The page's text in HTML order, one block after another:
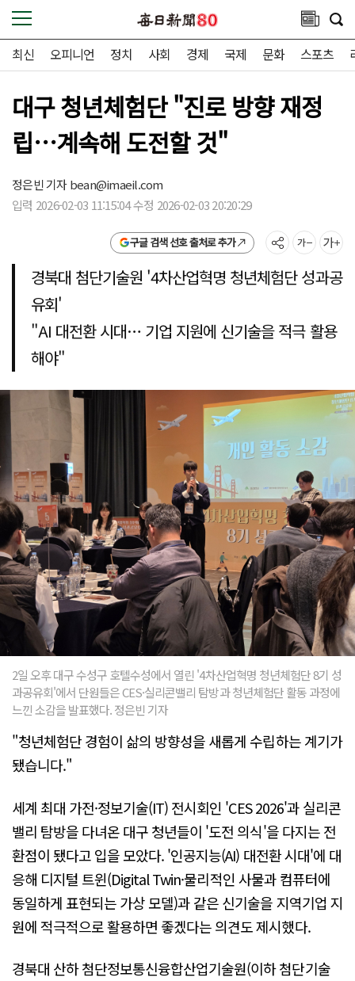
최신 오피니언 정치 사회 경제 국제 문화 스포츠
대구 청년체험단 "진로 방향 재정
립…계속해 도전할 것"
정은빈 기자bean@imaeil.com
입력 2026-02-03 11:15:04 수정 2026-02-03 20:20:29
구글 검색 선호 출처로 추가
경북대 첨단기술원 '4차산업혁명 청년체험단 성과공
유회'
"AI 대전환 시대… 기업 지원에 신기술을 적극 활용
해야"
2일 오후 대구 수성구 호텔수성에서 열린 '4차산업혁명 청년체험단 8기 성
과공유회'에서 단원들은 CES·실리콘밸리 탐방과 청년체험단 활동 과정에
느낀 소감을 발표했다. 정은빈 기자
"청년체험단 경험이 삶의 방향성을 새롭게 수립하는 계기가
됐습니다."
세계 최대 가전·정보기술(IT) 전시회인 'CES 2026'과 실리콘
밸리 탐방을 다녀온 대구 청년들이 '도전 의식'을 다지는 전
환점이 됐다고 입을 모았다. '인공지능(AI) 대전환 시대'에 대
응해 디지털 트윈(Digital Twin·물리적인 사물과 컴퓨터에
동일하게 표현되는 가상 모델)과 같은 신기술을 지역기업 지
원에 적극적으로 활용하면 좋겠다는 의견도 제시했다.
경북대 산하 첨단정보통신융합산업기술원(이하 첨단기술